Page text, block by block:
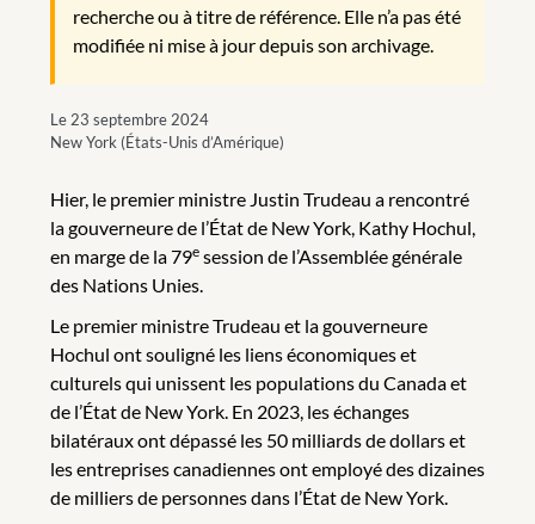
recherche ou à titre de référence. Elle n’a pas été
modifiée ni mise à jour depuis son archivage.
Le 23 septembre 2024
New York (États-Unis d’Amérique)
Hier, le premier ministre Justin Trudeau a rencontré
la gouverneure de l’État de New York, Kathy Hochul,
en marge de la 79e session de l’Assemblée générale
des Nations Unies.
Le premier ministre Trudeau et la gouverneure
Hochul ont souligné les liens économiques et
culturels qui unissent les populations du Canada et
de l’État de New York. En 2023, les échanges
bilatéraux ont dépassé les 50 milliards de dollars et
les entreprises canadiennes ont employé des dizaines
de milliers de personnes dans l’État de New York.